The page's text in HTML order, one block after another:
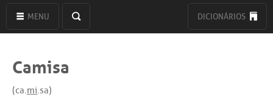
MENU DICIONÁRIOS
Camisa
(ca.mi.sa)